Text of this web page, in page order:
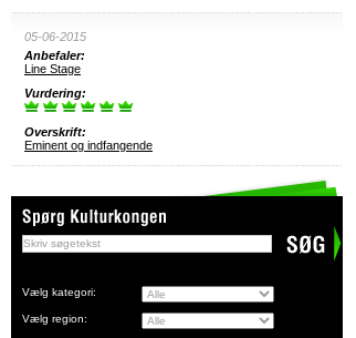
05-06-2015
Anbefaler:
Line Stage
Vurdering:
Overskrift:
Eminent og indfangende
Vælg kategori:
Vælg region: